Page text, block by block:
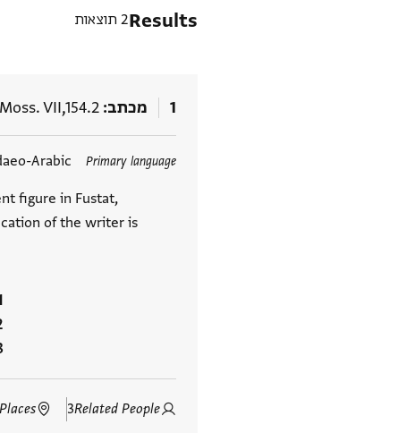
Results2 תוצאות
1 מכתב Moss. VII,154.2
Primary language
Arabic
figure in Fustat,
of the writer is
Related People
3
תגים